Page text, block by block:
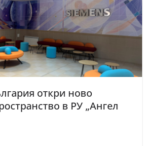
откри ново
в РУ „Ангел